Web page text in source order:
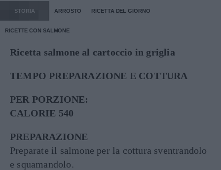
STORIA ARROSTO RICETTA DEL GIORNO
RICETTE CON SALMONE
Ricetta salmone al cartoccio in griglia
TEMPO PREPARAZIONE E COTTURA
PER PORZIONE:
CALORIE 540
PREPARAZIONE
Preparate il salmone per la cottura sventrandolo
e squamandolo.